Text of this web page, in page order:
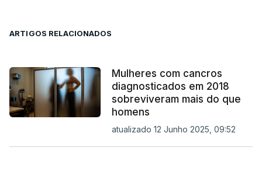
ARTIGOS RELACIONADOS
Mulheres com cancros
diagnosticados em 2018
sobreviveram mais do que
homens
atualizado 12 Junho 2025, 09:52